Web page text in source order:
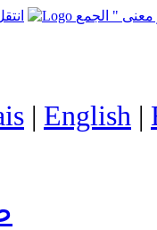
| English |